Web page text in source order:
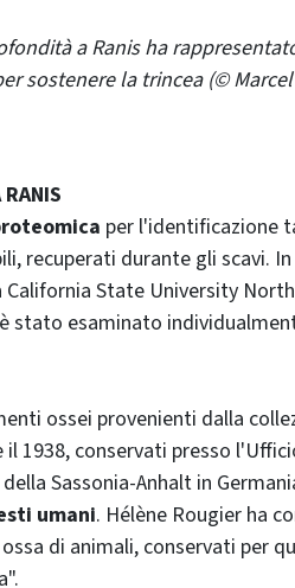
a Ranis ha
sostenere la trincea (© Marcel
per l'identificazione
recuperati durante gli scavi.
State University
stato esaminato
ossei provenienti dalla
1938, conservati presso
Sassonia-Anhalt in
umani. Hélène Rougier ha
di animali, conservati per